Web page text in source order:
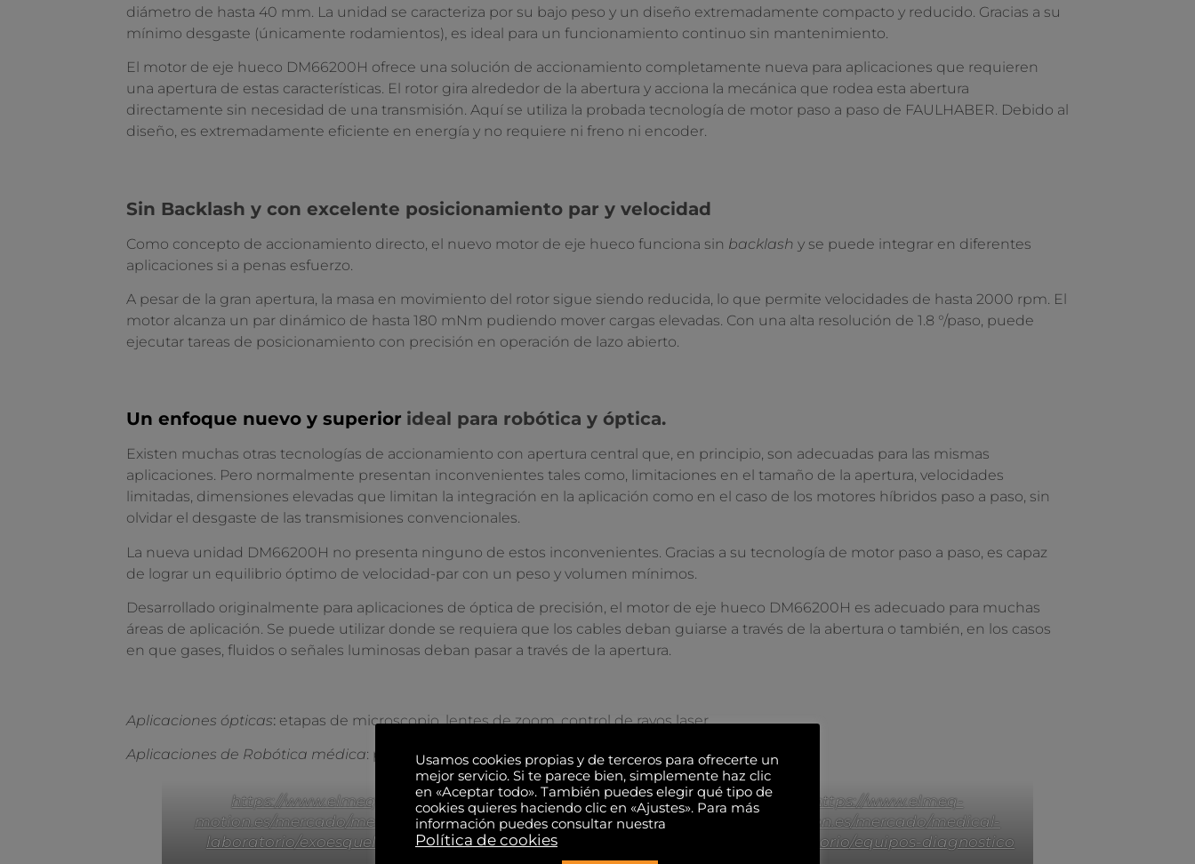
diámetro de hasta 40 mm. La unidad se caracteriza por su bajo peso y un diseño extremadamente compacto y reducido. Gracias a su
mínimo desgaste (únicamente rodamientos), es ideal para un funcionamiento continuo sin mantenimiento.
El motor de eje hueco DM66200H ofrece una solución de accionamiento completamente nueva para aplicaciones que requieren
una apertura de estas características. El rotor gira alrededor de la abertura y acciona la mecánica que rodea esta abertura
directamente sin necesidad de una transmisión. Aquí se utiliza la probada tecnología de motor paso a paso de FAULHABER. Debido al
diseño, es extremadamente eficiente en energía y no requiere ni freno ni encoder.
Sin Backlash y con excelente posicionamiento par y velocidad
Como concepto de accionamiento directo, el nuevo motor de eje hueco funciona sin backlash y se puede integrar en diferentes
aplicaciones si a penas esfuerzo.
A pesar de la gran apertura, la masa en movimiento del rotor sigue siendo reducida, lo que permite velocidades de hasta 2000 rpm. El
motor alcanza un par dinámico de hasta 180 mNm pudiendo mover cargas elevadas. Con una alta resolución de 1.8 °/paso, puede
ejecutar tareas de posicionamiento con precisión en operación de lazo abierto.
Un enfoque nuevo y superior ideal para robótica y óptica.
Existen muchas otras tecnologías de accionamiento con apertura central que, en principio, son adecuadas para las mismas
aplicaciones. Pero normalmente presentan inconvenientes tales como, limitaciones en el tamaño de la apertura, velocidades
limitadas, dimensiones elevadas que limitan la integración en la aplicación como en el caso de los motores híbridos paso a paso, sin
olvidar el desgaste de las transmisiones convencionales.
La nueva unidad DM66200H no presenta ninguno de estos inconvenientes. Gracias a su tecnología de motor paso a paso, es capaz
de lograr un equilibrio óptimo de velocidad-par con un peso y volumen mínimos.
Desarrollado originalmente para aplicaciones de óptica de precisión, el motor de eje hueco DM66200H es adecuado para muchas
áreas de aplicación. Se puede utilizar donde se requiera que los cables deban guiarse a través de la abertura o también, en los casos
en que gases, fluidos o señales luminosas deban pasar a través de la apertura.
Aplicaciones ópticas: etapas de microscopio, lentes de zoom, control de rayos laser
Aplicaciones de Robótica médica: para prótesis en robótica, rodillas artificiales, espaldas
https://www.elmeq-
motion.es/mercado/medical-
laboratorio/exoesqueletos
https://www.elmeq-
motion.es/mercado/investigacion-
aeroespacial/telescopio
https://www.elmeq-
motion.es/mercado/medical-
laboratorio/equipos-diagnostico
Usamos cookies propias y de terceros para ofrecerte un
mejor servicio. Si te parece bien, simplemente haz clic
en «Aceptar todo». También puedes elegir qué tipo de
cookies quieres haciendo clic en «Ajustes». Para más
información puedes consultar nuestra
Política de cookies